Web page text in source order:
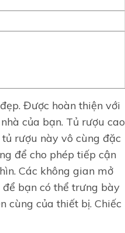
Được hoàn thiện với
của bạn. Tủ rượu cao
rượu này vô cùng đặc
để cho phép tiếp cận
Các không gian mở
bạn có thể trưng bày
cùng của thiết bị. Chiếc